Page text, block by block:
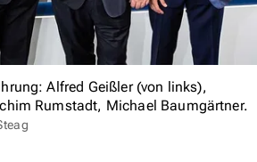
Alfred Geißler (von links),
Rumstadt, Michael Baumgärtner.